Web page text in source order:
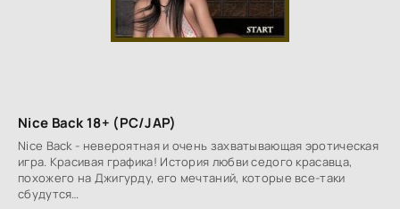
Nice Back 18+ (PC/JAP)
Nice Back - невероятная и очень захватывающая эротическая
игра. Красивая графика! История любви седого красавца,
похожего на Джигурду, его мечтаний, которые все-таки
сбудутся…